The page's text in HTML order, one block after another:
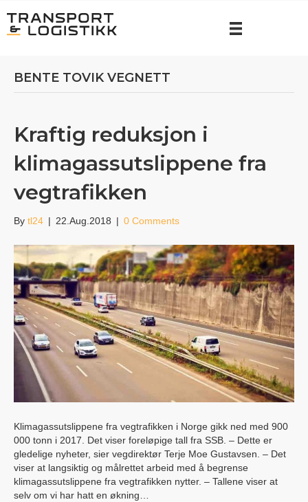
BENTE TOVIK VEGNETT
Kraftig reduksjon i
klimagassutslippene fra
vegtrafikken
By tl24 | 22.Aug.2018 | 0 Comments
Klimagassutslippene fra vegtrafikken i Norge gikk ned med 900
000 tonn i 2017. Det viser foreløpige tall fra SSB. – Dette er
gledelige nyheter, sier vegdirektør Terje Moe Gustavsen. – Det
viser at langsiktig og målrettet arbeid med å begrense
klimagassutslippene fra vegtrafikken nytter. – Tallene viser at
selv om vi har hatt en økning…